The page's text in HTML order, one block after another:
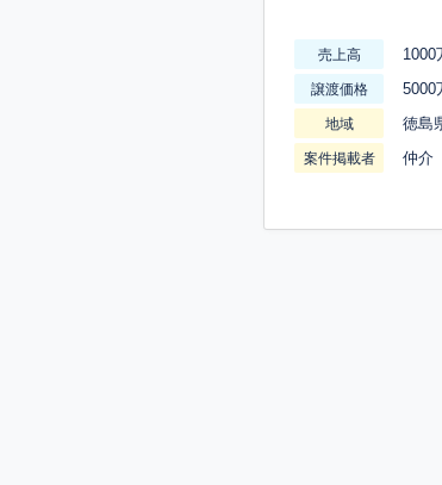
売上高 1000
譲渡価格 5000
地域 徳島
案件掲載者 仲介